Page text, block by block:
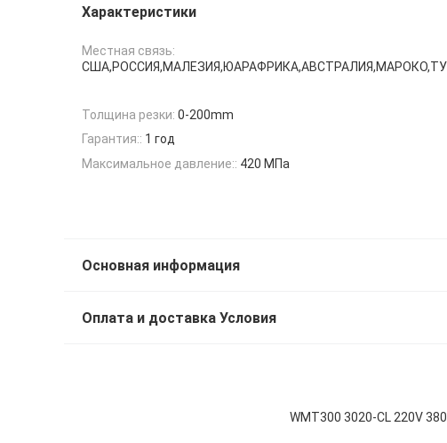
Характеристики
Местная связь:
Толщина резки: 0-200mm
Гарантия:: 1 год
Максимальное давление:: 420 МПа
Основная информация
Оплата и доставка Условия
WMT300 3020-CL 220V